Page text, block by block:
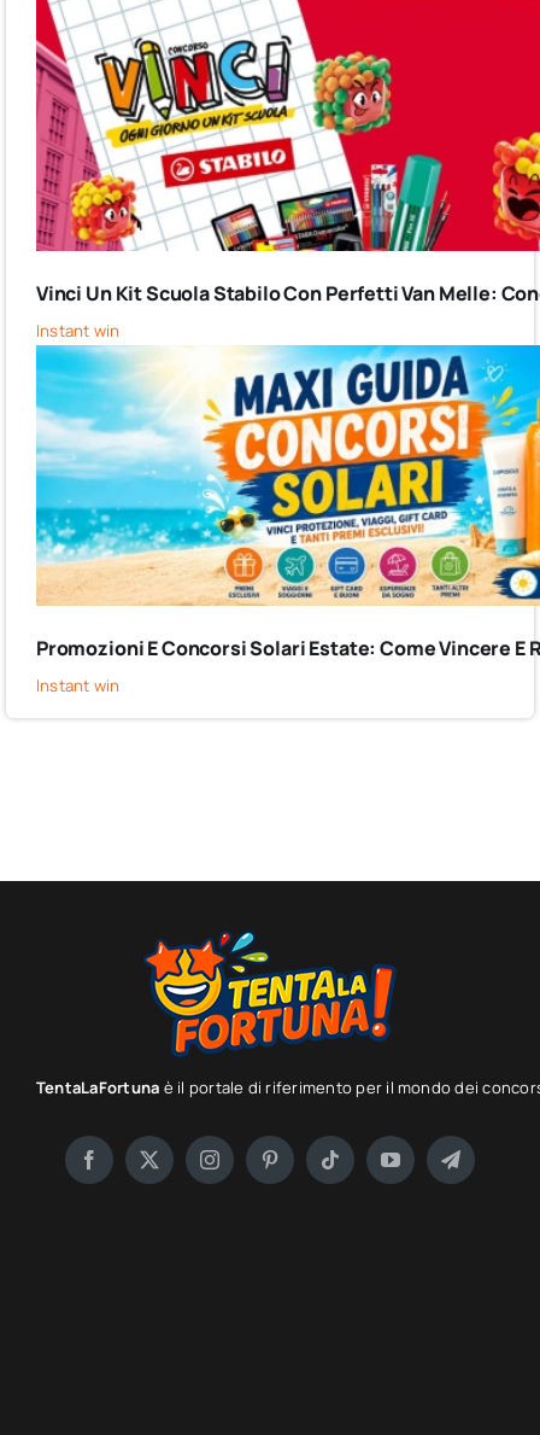
Vinci Un Kit Scuola Stabilo Con Perfetti Van Melle:
Instant win
Promozioni E Concorsi Solari Estate: Come Vincere
Instant win
TentaLaFortuna è il portale di riferimento per il mondo dei